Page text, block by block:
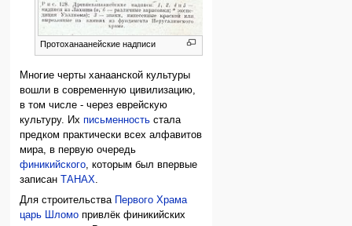
Протоханаанейские надписи
Многие черты ханаанской культуры
вошли в современную цивилизацию,
в том числе - через еврейскую
культуру. Ихписьменность стала
предком практически всех алфавитов
мира, в первую очередь
финикийского, которым был впервые
записан
ТАНАХ.
Для строительства Первого Храма
царь Шломо привлёк финикийских